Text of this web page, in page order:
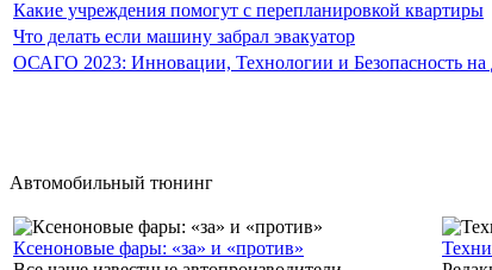
Какие учреждения помогут с перепланировкой квартиры
Что делать если машину забрал эвакуатор
ОСАГО 2023: Инновации, Технологии и Безопасность на
Автомобильный тюнинг
Ксеноновые фары: «за» и «против»